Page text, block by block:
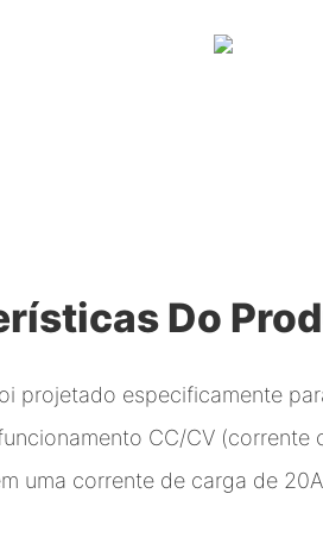
Do
projetado especificamente
CC/CV (corrente
uma corrente de carga de